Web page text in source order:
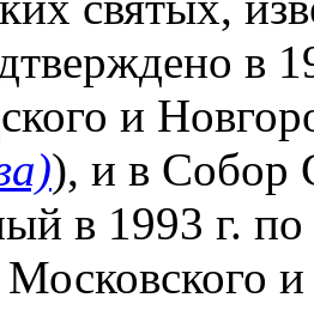
в
и
), и в Собор
в 1993 г.